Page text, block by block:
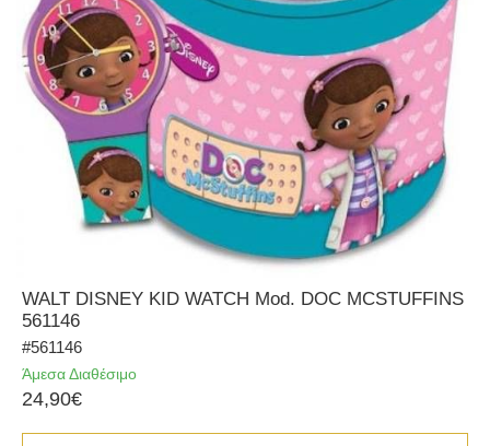
WALT DISNEY KID WATCH Mod. DOC MCSTUFFINS
561146
#561146
Άμεσα Διαθέσιμο
24,90€